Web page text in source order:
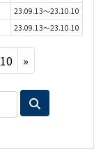
23.09.13～23.10.10
23.09.13～23.10.10
10 »